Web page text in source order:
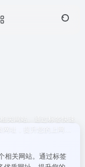
关网站。通过标签快速
址，提升您的上网效
相关网站。通过标签